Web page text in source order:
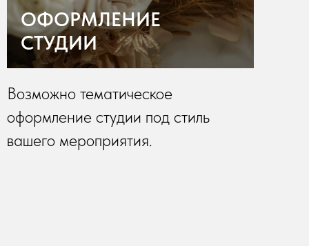
ОФОРМЛЕНИЕ
СТУДИИ
Возможно тематическое
оформление студии под стиль
вашего мероприятия.